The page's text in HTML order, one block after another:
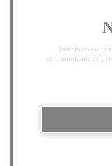
Inscrivez-vous
communications